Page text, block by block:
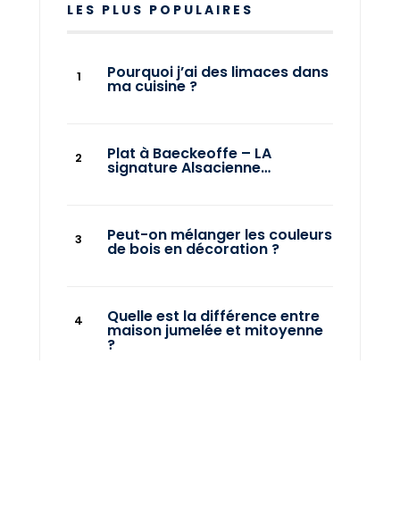
LES PLUS POPULAIRES
Pourquoi j’ai des limaces dans
ma cuisine ?
Plat à Baeckeoffe – LA
signature Alsacienne…
Peut-on mélanger les couleurs
de bois en décoration ?
Quelle est la différence entre
maison jumelée et mitoyenne
?